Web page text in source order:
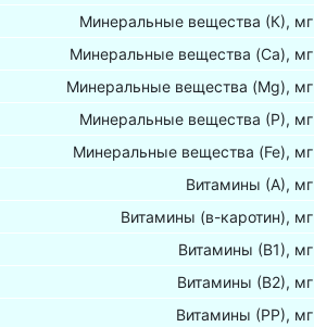
Минеральные вещества (К), мг
Минеральные вещества (Са), мг
Минеральные вещества (Mg), мг
Минеральные вещества (Р), мг
Минеральные вещества (Fe), мг
Витамины (А), мг
Витамины (в-каротин), мг
Витамины (В1), мг
Витамины (В2), мг
Витамины (РР), мг